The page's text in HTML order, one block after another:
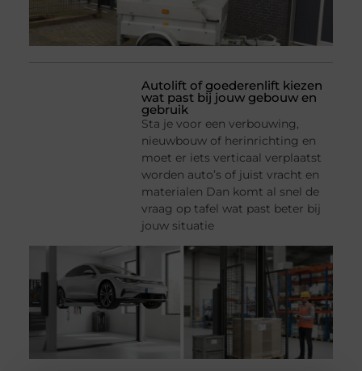
Autolift of goederenlift kiezen
wat past bij jouw gebouw en
gebruik
Sta je voor een verbouwing,
nieuwbouw of herinrichting en
moet er iets verticaal verplaatst
worden auto’s of juist vracht en
materialen Dan komt al snel de
vraag op tafel wat past beter bij
jouw situatie